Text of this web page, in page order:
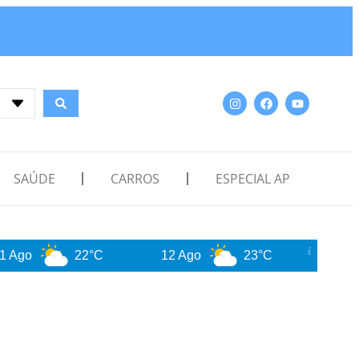
SAÚDE CARROS ESPECIAL AP
22°C 23°C 13 Ago